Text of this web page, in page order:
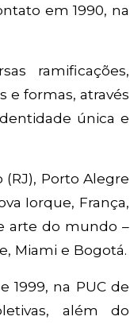
em 1990, na
ramificações,
e formas, através
única e
(RJ), Porto Alegre
Iorque, França,
arte do mundo –
Miami e Bogotá.
1999, na PUC de
além do